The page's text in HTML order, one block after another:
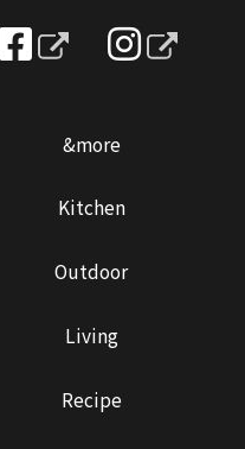
&more
Kitchen
Outdoor
Living
Recipe